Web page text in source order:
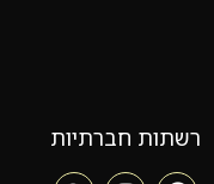
רשתות חברתיות